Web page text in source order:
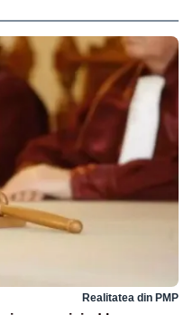
Realitatea din PMP